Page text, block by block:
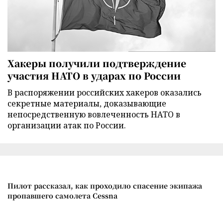
Хакеры получили подтверждение
участия НАТО в ударах по России
В распоряжении российских хакеров оказались
секретные материалы, доказывающие
непосредственную вовлеченность НАТО в
организации атак по России.
Пилот рассказал, как проходило спасение экипажа
пропавшего самолета Cessna